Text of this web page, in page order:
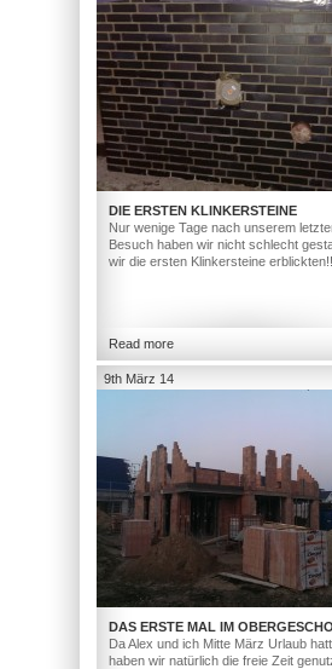
DIE ERSTEN KLINKERSTEINE
Nur wenige Tage nach unserem
Besuch haben wir nicht schlecht
wir die ersten Klinkersteine
Read more
9th März 14
DAS ERSTE MAL IM
Da Alex und ich Mitte März Urlaub
haben wir natürlich die freie Zeit